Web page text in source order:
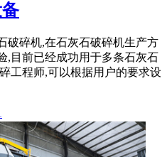
破碎机,在石灰石破碎机生产方
,目前已经成功用于多条石灰石
工程师,可以根据用户的要求设